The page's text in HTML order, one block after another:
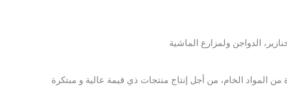
من المواد الخام، من أجل إنتاج منتجات ذي قيمة عالية و مبتكرة